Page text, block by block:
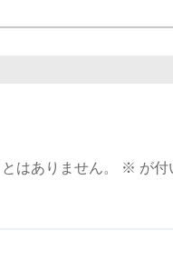
はありません。 ※ が付